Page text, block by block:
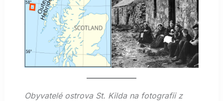
Obyvatelé ostrova St. Kilda na fotografii z